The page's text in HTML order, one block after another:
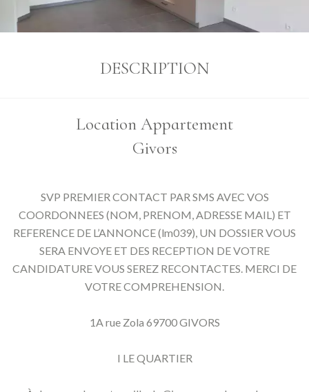
DESCRIPTION
Location Appartement
Givors
SVP PREMIER CONTACT PAR SMS AVEC VOS
COORDONNEES (NOM, PRENOM, ADRESSE MAIL) ET
REFERENCE DE L’ANNONCE (lm039), UN DOSSIER VOUS
SERA ENVOYE ET DES RECEPTION DE VOTRE
CANDIDATURE VOUS SEREZ RECONTACTES. MERCI DE
VOTRE COMPREHENSION.
1A rue Zola 69700 GIVORS
I LE QUARTIER